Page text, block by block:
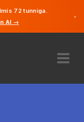
72 tunniga.
AI →
×